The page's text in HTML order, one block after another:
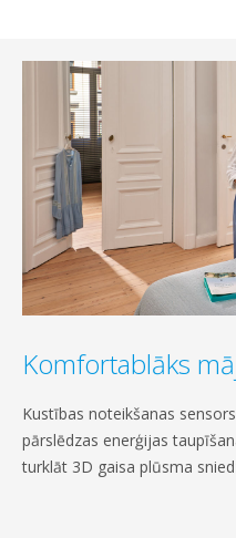
Komfortablāks
Kustības noteikšanas
pārslēdzas enerģijas
turklāt 3D gaisa plūsma